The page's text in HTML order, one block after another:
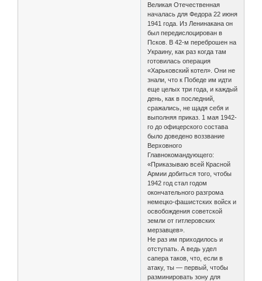
Великая Отечественная
началась для Федора 22 июня
1941 года. Из Ленинакана он
был передислоцирован в
Псков. В 42-м переброшен на
Украину, как раз когда там
готовилась операция
«Харьковский котел». Они не
знали, что к Победе им идти
еще целых три года, и каждый
день, как в последний,
сражались, не щадя себя и
выполняя приказ. 1 мая 1942-
го до офицерского состава
было доведено воззвание
Верховного
Главнокомандующего:
«Приказываю всей Красной
Армии добиться того, чтобы
1942 год стал годом
окончательного разгрома
немецко-фашистских войск и
освобождения советской
земли от гитлеровских
мерзавцев».
Не раз им приходилось и
отступать. А ведь удел
сапера таков, что, если в
атаку, ты — первый, чтобы
разминировать зону для